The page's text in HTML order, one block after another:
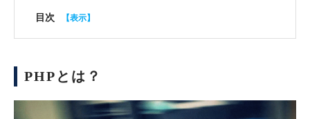
目次
PHPとは？